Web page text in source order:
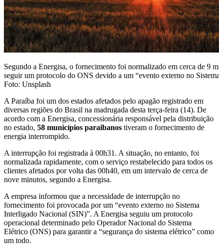
Segundo a Energisa, o fornecimento foi normalizado em cerca de 9
seguir um protocolo do ONS devido a um “evento externo no
Foto: Unsplash
A Paraíba foi um dos estados afetados pelo apagão registrado em
diversas regiões do Brasil na madrugada desta terça-feira (14). De
acordo com a Energisa, concessionária responsável pela distribuição
no estado, 58 municípios paraibanos tiveram o fornecimento de
energia interrompido.
A interrupção foi registrada à 00h31. A situação, no entanto, foi
normalizada rapidamente, com o serviço restabelecido para todos os
clientes afetados por volta das 00h40, em um intervalo de cerca de
nove minutos, segundo a Energisa.
A empresa informou que a necessidade de interrupção no
fornecimento foi provocada por um “evento externo no Sistema
Interligado Nacional (SIN)”. A Energisa seguiu um protocolo
operacional determinado pelo Operador Nacional do Sistema
Elétrico (ONS) para garantir a “segurança do sistema elétrico” como
um todo.